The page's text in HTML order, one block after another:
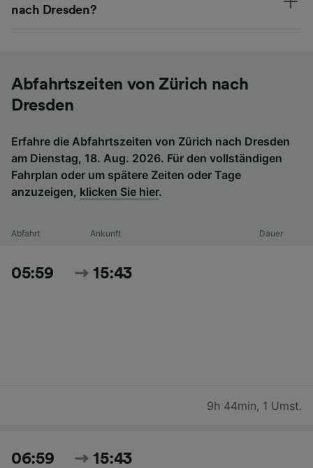
nach Dresden?
Abfahrtszeiten von Zürich nach
Dresden
Erfahre die Abfahrtszeiten von Zürich nach Dresden
am Dienstag, 18. Aug. 2026. Für den vollständigen
Fahrplan oder um spätere Zeiten oder Tage
anzuzeigen, klicken Sie hier.
Abfahrt Ankunft Dauer
05:59 15:43
9h 44min, 1 Umst.
06:59 15:43